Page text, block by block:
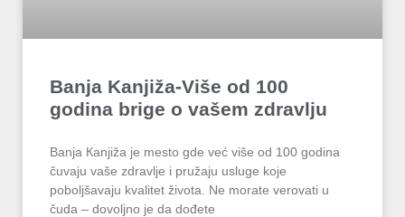
Banja Kanjiža-Više od 100
godina brige o vašem zdravlju
Banja Кanjiža je mesto gde već više od 100 godina
čuvaju vaše zdravlje i pružaju usluge koje
poboljšavaju kvalitet života. Ne morate verovati u
čuda – dovoljno je da dođete